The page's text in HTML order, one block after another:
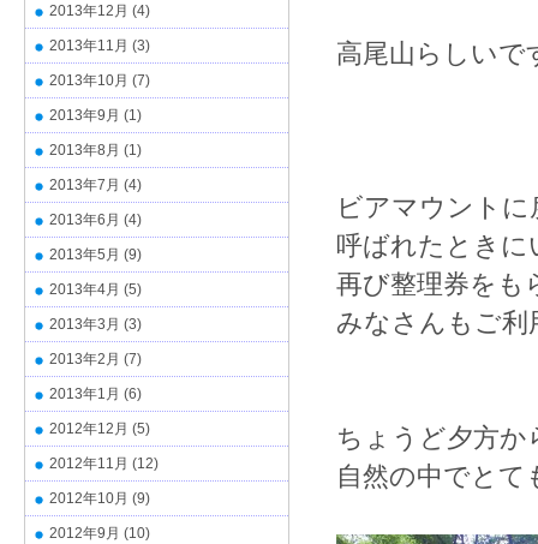
高尾山らしいで
ビアマウント
呼ばれたとき
再び整理券を
みなさんもご利
ちょうど夕方
自然の中でと
2013年12月 (4)
2013年11月 (3)
2013年10月 (7)
2013年9月 (1)
2013年8月 (1)
2013年7月 (4)
2013年6月 (4)
2013年5月 (9)
2013年4月 (5)
2013年3月 (3)
2013年2月 (7)
2013年1月 (6)
2012年12月 (5)
2012年11月 (12)
2012年10月 (9)
2012年9月 (10)